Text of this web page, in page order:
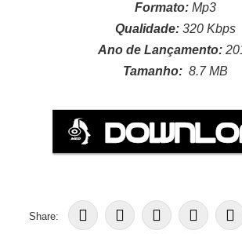
Formato: Mp3
Qualidade: 320 Kbps
Ano de Lançamento:
Tamanho: 8.7 MB
Share: